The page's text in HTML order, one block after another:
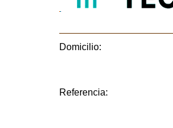
Domicilio:
Referencia: